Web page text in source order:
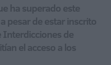
ha superado este
pesar de estar inscrito
Interdicciones de
el acceso a los